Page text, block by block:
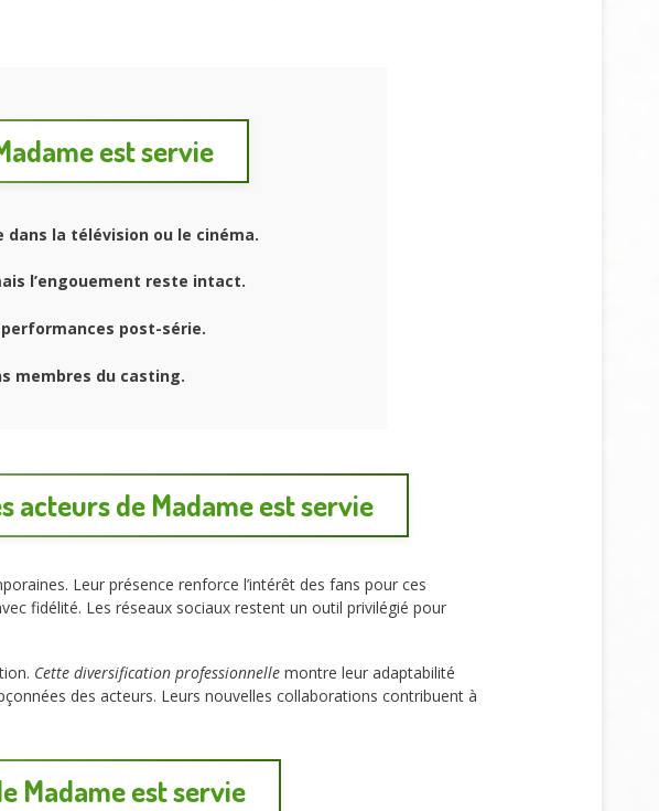
est servie
la télévision ou le cinéma.
l’engouement reste intact.
post-série.
membres du casting.
acteurs de Madame est servie
Leur présence renforce l’intérêt des fans pour ces
fidélité. Les réseaux sociaux restent un outil privilégié pour
Cette diversification professionnelle montre leur adaptabilité
des acteurs. Leurs nouvelles collaborations contribuent à
Madame est servie